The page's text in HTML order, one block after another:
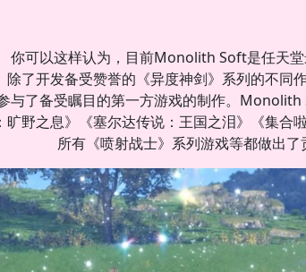
你可以这样认为，目前Monolith Soft是任天
除了开发备受赞誉的《异度神剑》系列的不同
与了备受瞩目的第一方游戏的制作。
旷野之息》《塞尔达传说：王国之泪》《集合
所有《喷射战士》系列游戏等都做出了